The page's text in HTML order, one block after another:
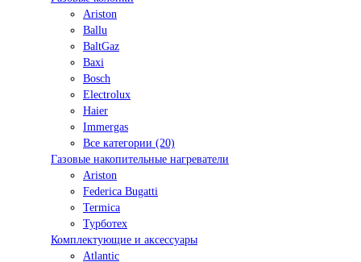
Ariston
Ballu
BaltGaz
Baxi
Bosсh
Electrolux
Haier
Immergas
Все категории (20)
Газовые накопительные нагреватели
Ariston
Federica Bugatti
Termica
Турботех
Комплектующие и аксессуары
Atlantic